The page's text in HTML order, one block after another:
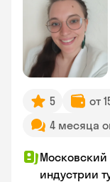
5
от
4 месяца
Московский
индустрии